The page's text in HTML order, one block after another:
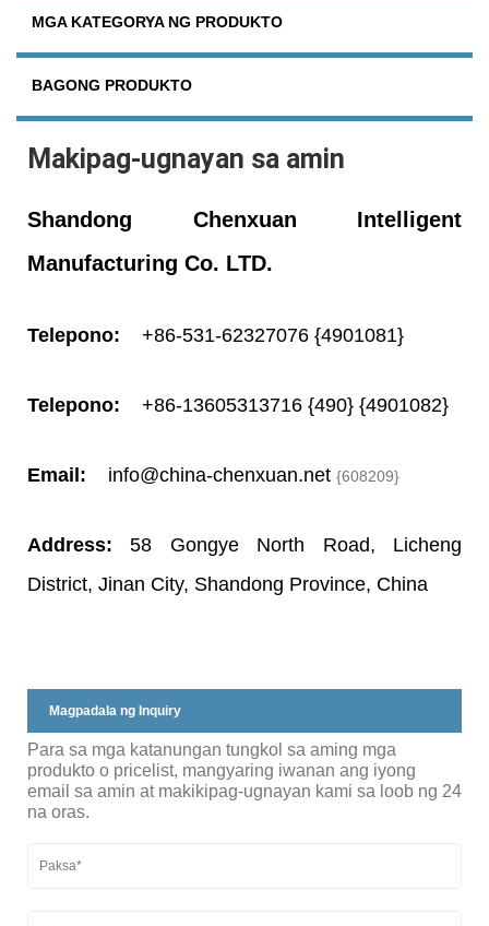
MGA KATEGORYA NG PRODUKTO
BAGONG PRODUKTO
Makipag-ugnayan sa amin
Shandong Chenxuan Intelligent
Manufacturing Co. LTD.
Telepono: +86-531-62327076 {4901081}
Telepono: +86-13605313716 {490} {4901082}
Email: info@china-chenxuan.net {608209}
Address:58 Gongye North Road, Licheng
District, Jinan City, Shandong Province, China
Magpadala ng Inquiry
Para sa mga katanungan tungkol sa aming mga
produkto o pricelist, mangyaring iwanan ang iyong
email sa amin at makikipag-ugnayan kami sa loob ng 24
na oras.